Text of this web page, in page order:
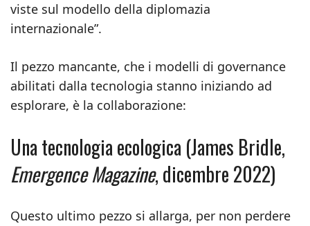
viste sul modello della diplomazia
internazionale”.
Il pezzo mancante, che i modelli di governance
abilitati dalla tecnologia stanno iniziando ad
esplorare, è la collaborazione:
Una tecnologia ecologica (James Bridle,
Emergence Magazine, dicembre 2022)
Questo ultimo pezzo si allarga, per non perdere